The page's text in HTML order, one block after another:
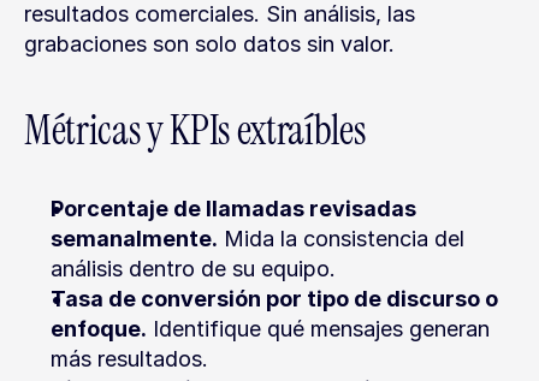
resultados comerciales. Sin análisis, las
grabaciones son solo datos sin valor.
Métricas y KPIs extraíbles
Porcentaje de llamadas revisadas
semanalmente. Mida la consistencia del
análisis dentro de su equipo.
Tasa de conversión por tipo de discurso o
enfoque. Identifique qué mensajes generan
más resultados.